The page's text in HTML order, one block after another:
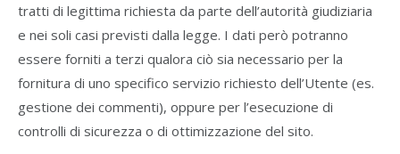
tratti di legittima richiesta da parte dell’autorità giudiziaria
e nei soli casi previsti dalla legge. I dati però potranno
essere forniti a terzi qualora ciò sia necessario per la
fornitura di uno specifico servizio richiesto dell’Utente (es.
gestione dei commenti), oppure per l’esecuzione di
controlli di sicurezza o di ottimizzazione del sito.